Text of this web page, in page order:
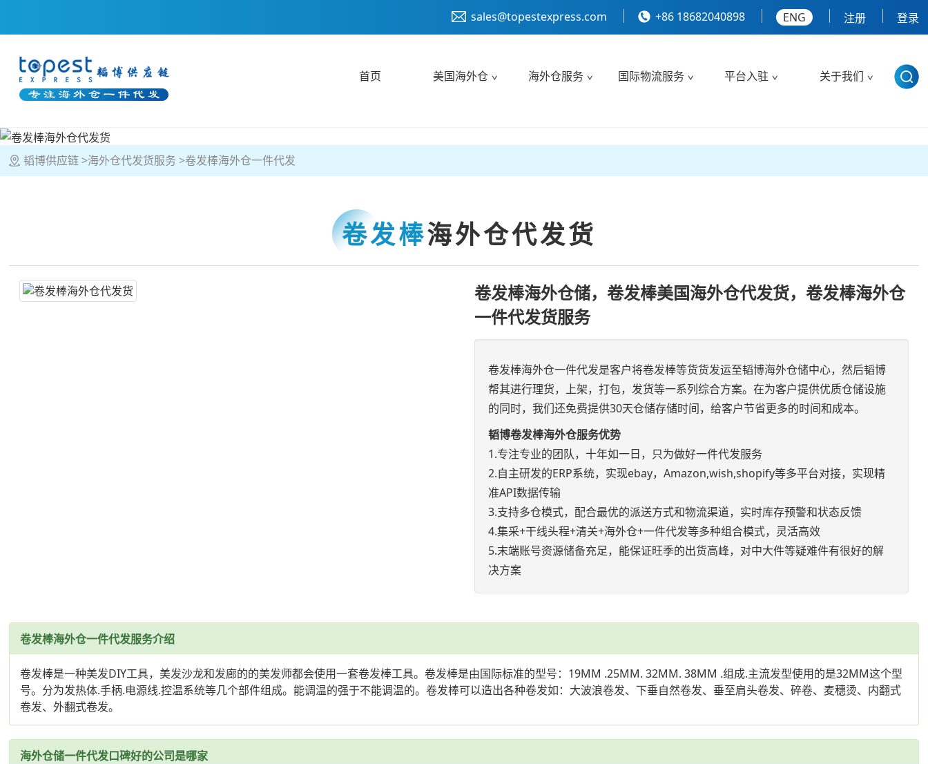
sales@topestexpress.com +86 18682040898 ENG 注册 登录
首页 美国海外仓 海外仓服务 国际物流服务 平台入驻 关于我们
韬博供应链 海外仓代发货服务 卷发棒海外仓一件代发
卷发棒海外仓代发货
卷发棒海外仓储，卷发棒美国海外仓代发货，卷发棒海外仓
一件代发货服务
卷发棒海外仓一件代发是客户将卷发棒等货货发运至韬博海外仓储中心，然后韬博
帮其进行理货，上架，打包，发货等一系列综合方案。在为客户提供优质仓储设施
的同时，我们还免费提供30天仓储存储时间，给客户节省更多的时间和成本。
韬博卷发棒海外仓服务优势
1.专注专业的团队，十年如一日，只为做好一件代发服务
2.自主研发的ERP系统，实现ebay，Amazon,wish,shopify等多平台对接，实现精
准API数据传输
3.支持多仓模式，配合最优的派送方式和物流渠道，实时库存预警和状态反馈
4.集采+干线头程+清关+海外仓+一件代发等多种组合模式，灵活高效
5.末端账号资源储备充足，能保证旺季的出货高峰，对中大件等疑难件有很好的解
决方案
卷发棒海外仓一件代发服务介绍
卷发棒是一种美发DIY工具，美发沙龙和发廊的的美发师都会使用一套卷发棒工具。卷发棒是由国际标准的型号：19MM .25MM. 32MM. 38MM .组成.主流发型使用的是32MM这个型
号。分为发热体.手柄.电源线.控温系统等几个部件组成。能调温的强于不能调温的。卷发棒可以造出各种卷发如：大波浪卷发、下垂自然卷发、垂至肩头卷发、碎卷、麦穗烫、内翻式
卷发、外翻式卷发。
海外仓储一件代发口碑好的公司是哪家